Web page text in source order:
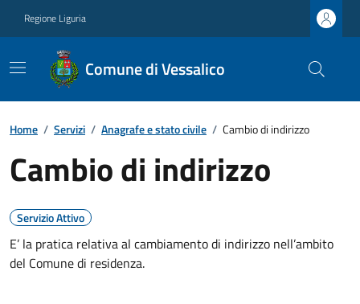
Regione Liguria
Comune di Vessalico
Home / Servizi / Anagrafe e stato civile / Cambio di indirizzo
Cambio di indirizzo
Servizio Attivo
E’ la pratica relativa al cambiamento di indirizzo nell’ambito
del Comune di residenza.